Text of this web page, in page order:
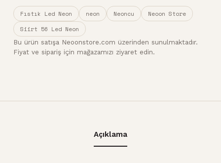
Fıstık Led Neon neon Neoncu
Neoon Store
Siirt 56 Led Neon
Bu ürün satışa Neoonstore.com üzerinden sunulmaktadır.
Fiyat ve sipariş için mağazamızı ziyaret edin.
Açıklama